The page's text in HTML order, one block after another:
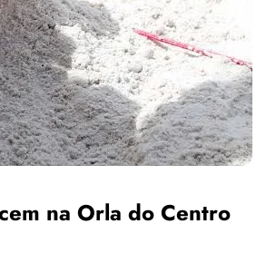
na Orla do Centro